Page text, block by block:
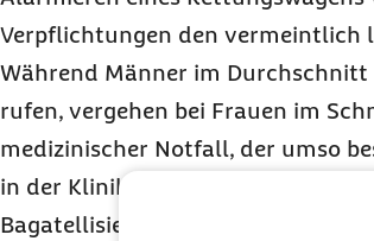
Verpflichtungen den vermeintlich
Während Männer im
rufen, vergehen bei Frauen im
medizinischer Notfall, der umso
in der Klinik behandelt wird.
Bagatellisierung kann tödlich